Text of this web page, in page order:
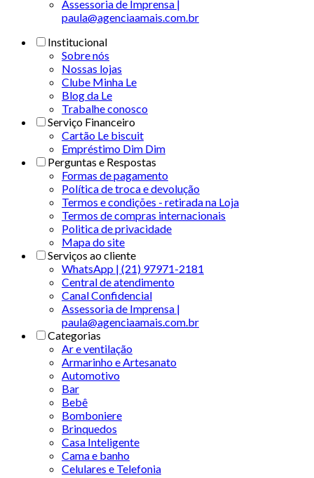
Assessoria de Imprensa |
paula@agenciaamais.com.br
Institucional
Sobre nós
Nossas lojas
Clube Minha Le
Blog da Le
Trabalhe conosco
Serviço Financeiro
Cartão Le biscuit
Empréstimo Dim Dim
Perguntas e Respostas
Formas de pagamento
Política de troca e devolução
Termos e condições - retirada na Loja
Termos de compras internacionais
Politica de privacidade
Mapa do site
Serviços ao cliente
WhatsApp | (21) 97971-2181
Central de atendimento
Canal Confidencial
Assessoria de Imprensa |
paula@agenciaamais.com.br
Categorias
Ar e ventilação
Armarinho e Artesanato
Automotivo
Bar
Bebê
Bomboniere
Brinquedos
Casa Inteligente
Cama e banho
Celulares e Telefonia